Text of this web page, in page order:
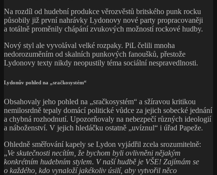
Na rozdíl od hudební produkce věrozvěstů britského punk rocku
působily již první nahrávky Lydonovy nové party propracovaněji
a totálně proměnily chápání zvukových možností rockové hudby.
Nový styl ale vyvolával velké rozpaky. PiL čelili mnoha
nedorozuměním od skalních punkových fanoušků, přestože
Lydonovy texty nikdy neopustily téma sociální nespravedlnosti.
Lydonův pohled na „sračkosystém“
Obsahovaly jeho pohled na „sračkosystém“ a sžíravou kritikou
nemilosrdně tepaly domácí politické vůdce za jejich sobecké jednání
a chybná rozhodnutí. Upozorňovaly na nebezpečí různých ideologií
a náboženství. V jejich hledáčku ostatně „uvíznul“ i úřad Papeže.
Ohledně směřování kapely se Lydon vyjádřil zcela srozumitelně:
„Ve skutečnosti necítím, že bychom byli ovlivněni nějakým
konkrétním hudebním stylem. V naší hudbě je VŠE! Zajímám se
o každého, kdo vynaloží jakékoliv úsilí, aby vytvořil něco